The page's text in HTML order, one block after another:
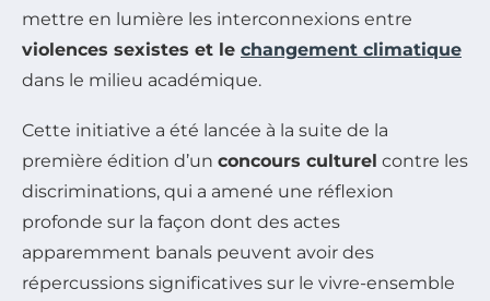
mettre en lumière les interconnexions entre
violences sexistes et le changement climatique
dans le milieu académique.
Cette initiative a été lancée à la suite de la
première édition d’un concours culturel contre les
discriminations, qui a amené une réflexion
profonde sur la façon dont des actes
apparemment banals peuvent avoir des
répercussions significatives sur le vivre-ensemble